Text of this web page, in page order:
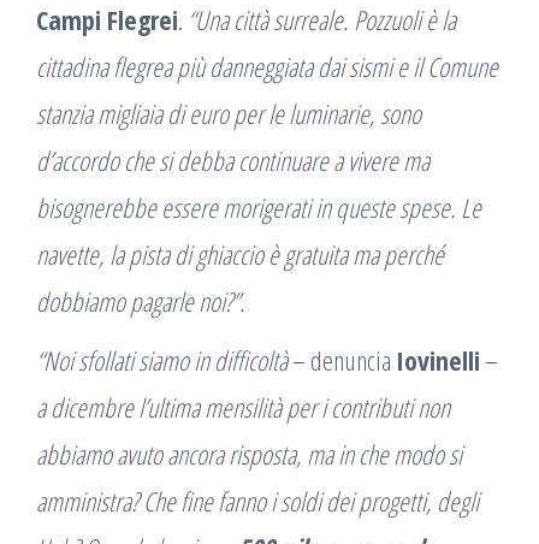
Campi Flegrei. “Una città surreale. Pozzuoli è la
cittadina flegrea più danneggiata dai sismi e il Comune
stanzia migliaia di euro per le luminarie, sono
d’accordo che si debba continuare a vivere ma
bisognerebbe essere morigerati in queste spese. Le
navette, la pista di ghiaccio è gratuita ma perché
dobbiamo pagarle noi?”.
“Noi sfollati siamo in difficoltà– denuncia Iovinelli –
a dicembre l’ultima mensilità per i contributi non
abbiamo avuto ancora risposta, ma in che modo si
amministra? Che fine fanno i soldi dei progetti, degli